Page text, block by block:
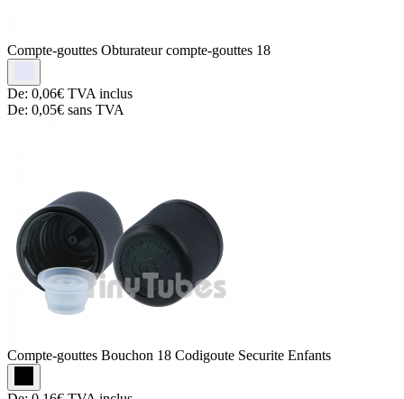
Compte-gouttes Obturateur compte-gouttes 18
De: 0,06€ TVA inclus
De: 0,05€ sans TVA
Compte-gouttes Bouchon 18 Codigoute Securite Enfants